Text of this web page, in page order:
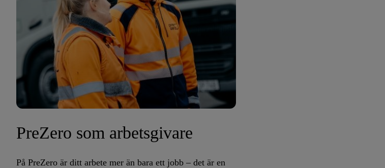
PreZero som arbetsgivare
På PreZero är ditt arbete mer än bara ett jobb – det är en